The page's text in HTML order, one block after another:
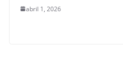
abril 1, 2026